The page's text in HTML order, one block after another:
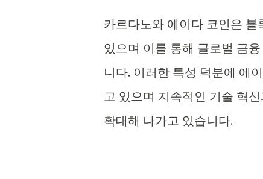
카르다노와 에이다 코인은
있으며 이를 통해 글로벌 금
니다. 이러한 특성 덕분에 에
고 있으며 지속적인 기술 혁
확대해 나가고 있습니다.